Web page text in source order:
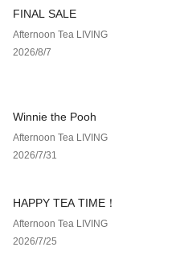
FINAL SALE
Afternoon Tea LIVING
2026/8/7
Winnie the Pooh
Afternoon Tea LIVING
2026/7/31
HAPPY TEA TIME！
Afternoon Tea LIVING
2026/7/25